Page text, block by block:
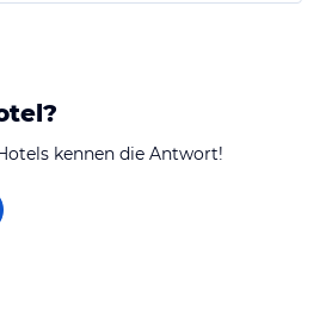
kennen die Antwort!